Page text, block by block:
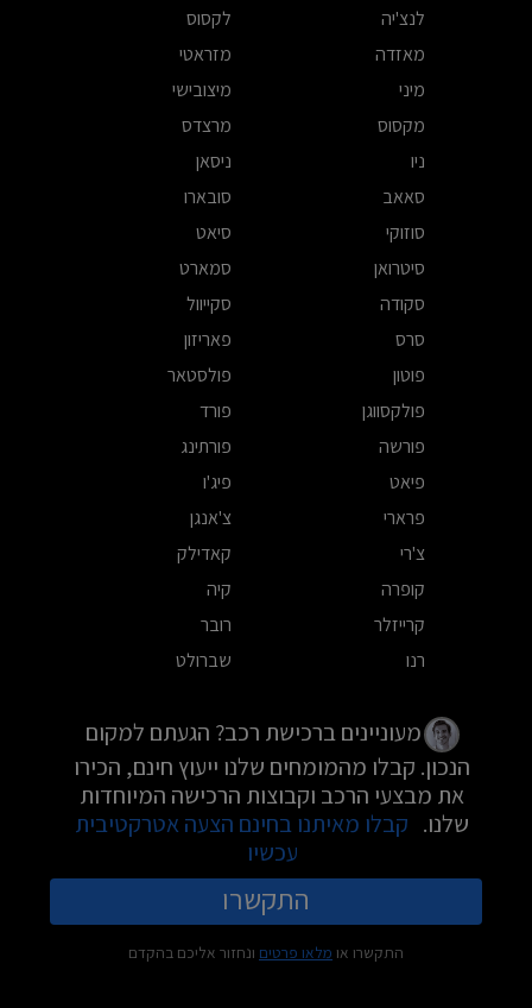
לנצ'יה
לקסוס
מאזדה
מזראטי
מיני
מיצובישי
מקסוס
מרצדס
ניו
ניסאן
סאאב
סובארו
סוזוקי
סיאט
סיטרואן
סמארט
סקודה
סקייוול
סרס
פאריזון
פוטון
פולסטאר
פולקסווגן
פורד
פורשה
פורתינג
פיאט
פיג'ו
פרארי
צ'אנגן
צ'רי
קאדילק
קופרה
קיה
קרייזלר
רובר
רנו
שברולט
מעוניינים ברכישת רכב? הגעתם למקום
הנכון. קבלו מהמומחים שלנו ייעוץ חינם, הכירו
את מבצעי הרכב וקבוצות הרכישה המיוחדות
שלנו. קבלו מאיתנו בחינם הצעה אטרקטיבית
עכשיו
התקשרו
התקשרו או מלאו פרטים ונחזור אליכם בהקדם